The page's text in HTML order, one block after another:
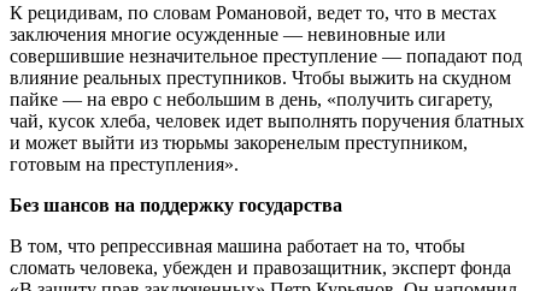
К рецидивам, по словам Романовой, ведет то, что в местах
заключения многие осужденные — невиновные или
совершившие незначительное преступление — попадают под
влияние реальных преступников. Чтобы выжить на скудном
пайке — на евро с небольшим в день, «получить сигарету,
чай, кусок хлеба, человек идет выполнять поручения блатных
и может выйти из тюрьмы закоренелым преступником,
готовым на преступления».
Без шансов на поддержку государства
В том, что репрессивная машина работает на то, чтобы
сломать человека, убежден и правозащитник, эксперт фонда